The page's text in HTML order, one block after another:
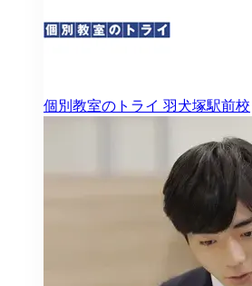
個別教室のトライ 羽犬塚駅前校